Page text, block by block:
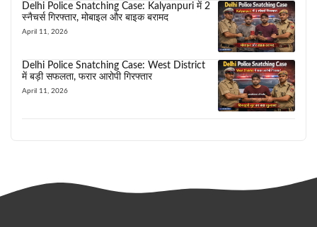
Delhi Police Snatching Case: Kalyanpuri में 2
स्नैचर्स गिरफ्तार, मोबाइल और बाइक बरामद
April 11, 2026
Delhi Police Snatching Case: West District
में बड़ी सफलता, फरार आरोपी गिरफ्तार
April 11, 2026